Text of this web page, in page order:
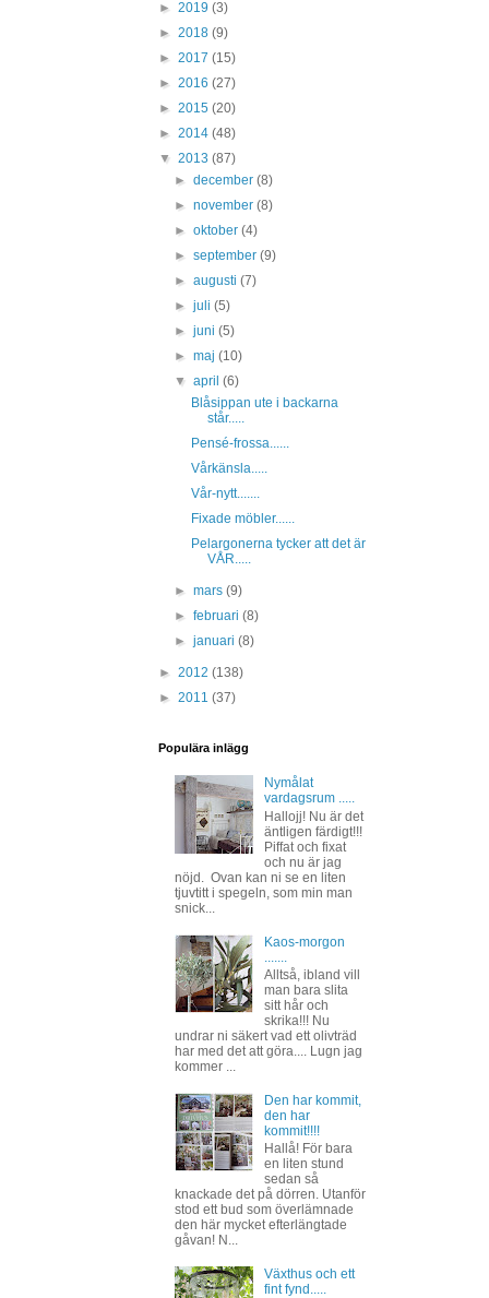
► 2019 (3)
► 2018 (9)
► 2017 (15)
► 2016 (27)
► 2015 (20)
► 2014 (48)
▼ 2013 (87)
►december(8)
►november(8)
►oktober(4)
►september(9)
►augusti(7)
►juli(5)
►juni(5)
►maj(10)
▼april(6)
Blåsippan ute i backarna
står.....
Pensé-frossa......
Vårkänsla.....
Vår-nytt.......
Fixade möbler......
Pelargonerna tycker att det är
VÅR.....
►mars(9)
►februari(8)
►januari(8)
► 2012 (138)
► 2011 (37)
Populära inlägg
Nymålat
vardagsrum .....
Hallojj! Nu är det
äntligen färdigt!!!
Piffat och fixat
och nu är jag
nöjd. Ovan kan ni se en liten
tjuvtitt i spegeln, som min man
snick...
Kaos-morgon
Alltså, ibland vill
man bara slita
sitt hår och
skrika!!! Nu
undrar ni säkert vad ett olivträd
har med det att göra.... Lugn jag
kommer ...
Den har kommit,
den har
kommit!!!!
Hallå! För bara
en liten stund
sedan så
knackade det på dörren. Utanför
stod ett bud som överlämnade
den här mycket efterlängtade
gåvan! N...
Växthus och ett
fint fynd.....